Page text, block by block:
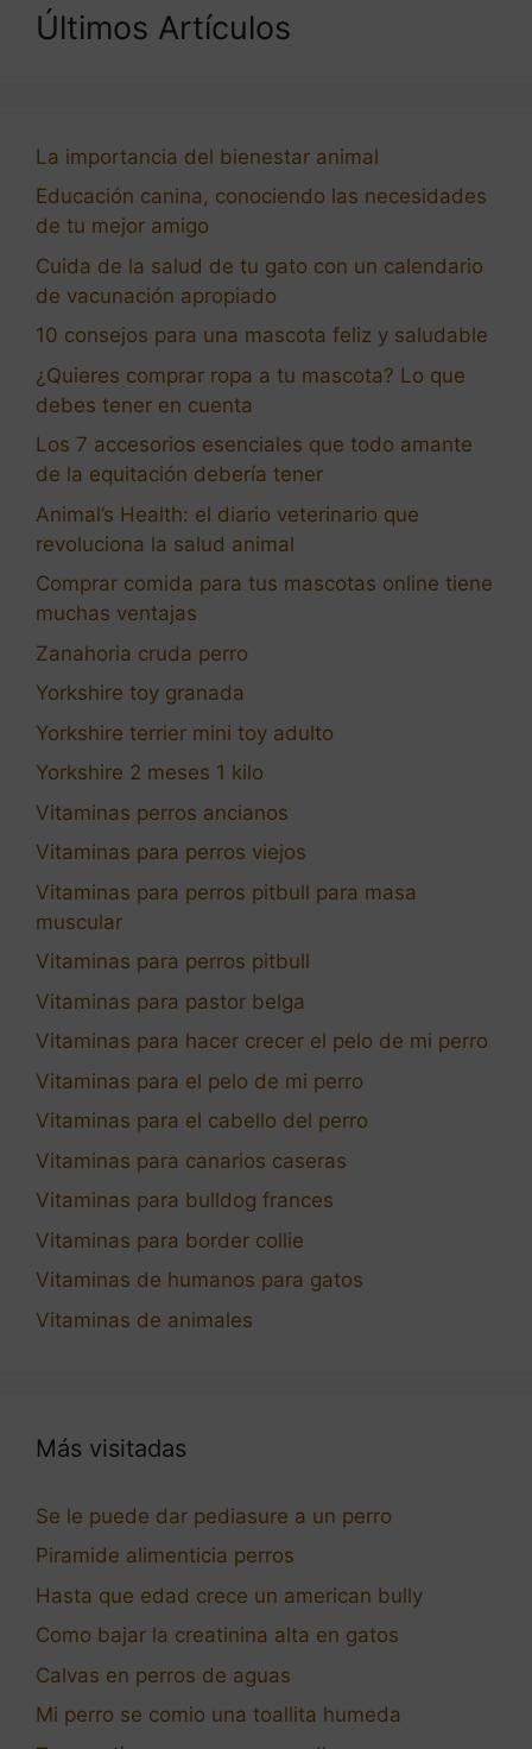
Últimos Artículos
La importancia del bienestar animal
Educación canina, conociendo las necesidades
de tu mejor amigo
Cuida de la salud de tu gato con un calendario
de vacunación apropiado
10 consejos para una mascota feliz y saludable
¿Quieres comprar ropa a tu mascota? Lo que
debes tener en cuenta
Los 7 accesorios esenciales que todo amante
de la equitación debería tener
Animal’s Health: el diario veterinario que
revoluciona la salud animal
Comprar comida para tus mascotas online tiene
muchas ventajas
Zanahoria cruda perro
Yorkshire toy granada
Yorkshire terrier mini toy adulto
Yorkshire 2 meses 1 kilo
Vitaminas perros ancianos
Vitaminas para perros viejos
Vitaminas para perros pitbull para masa
muscular
Vitaminas para perros pitbull
Vitaminas para pastor belga
Vitaminas para hacer crecer el pelo de mi perro
Vitaminas para el pelo de mi perro
Vitaminas para el cabello del perro
Vitaminas para canarios caseras
Vitaminas para bulldog frances
Vitaminas para border collie
Vitaminas de humanos para gatos
Vitaminas de animales
Más visitadas
Se le puede dar pediasure a un perro
Piramide alimenticia perros
Hasta que edad crece un american bully
Como bajar la creatinina alta en gatos
Calvas en perros de aguas
Mi perro se comio una toallita humeda